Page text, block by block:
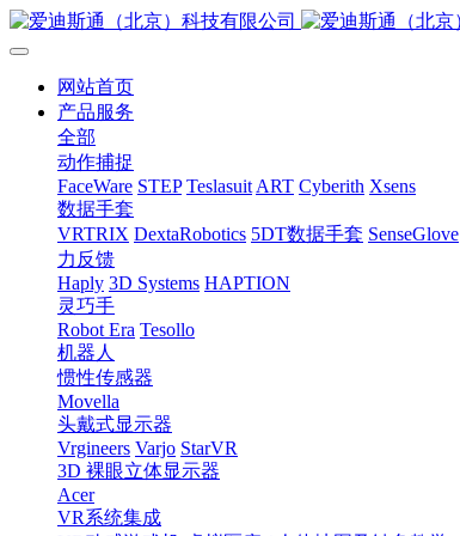
网站首页
产品服务
全部
动作捕捉
FaceWare STEP Teslasuit ART Cyberith Xsens
数据手套
VRTRIX DextaRobotics 5DT数据手套 SenseGlove
力反馈
Haply 3D Systems HAPTION
灵巧手
Robot Era Tesollo
机器人
惯性传感器
Movella
头戴式显示器
Vrgineers Varjo StarVR
3D 裸眼立体显示器
Acer
VR系统集成